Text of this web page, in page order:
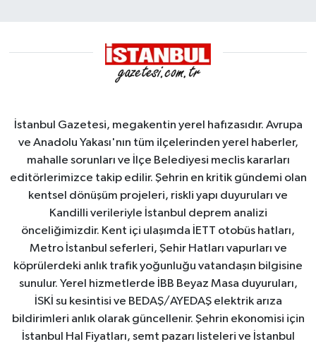
İstanbul Gazetesi, megakentin yerel hafızasıdır. Avrupa
ve Anadolu Yakası'nın tüm ilçelerinden yerel haberler,
mahalle sorunları ve İlçe Belediyesi meclis kararları
editörlerimizce takip edilir. Şehrin en kritik gündemi olan
kentsel dönüşüm projeleri, riskli yapı duyuruları ve
Kandilli verileriyle İstanbul deprem analizi
önceliğimizdir. Kent içi ulaşımda İETT otobüs hatları,
Metro İstanbul seferleri, Şehir Hatları vapurları ve
köprülerdeki anlık trafik yoğunluğu vatandaşın bilgisine
sunulur. Yerel hizmetlerde İBB Beyaz Masa duyuruları,
İSKİ su kesintisi ve BEDAŞ/AYEDAŞ elektrik arıza
bildirimleri anlık olarak güncellenir. Şehrin ekonomisi için
İstanbul Hal Fiyatları, semt pazarı listeleri ve İstanbul